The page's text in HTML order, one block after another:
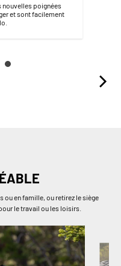
nouvelles poignées
et sont facilement
ou en famille, ou retirez le siège
le travail ou les loisirs.